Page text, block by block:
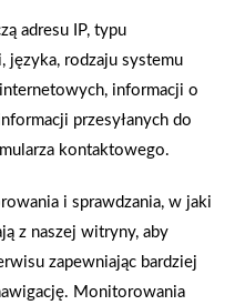
marki Ravi. Poznajcie
najważniejsze – skuteczne
ładnie poradziliśmy sobie
warto zająć się podłogą,
sprawdzimy nową linię
adresu IP, typu
języka, rodzaju systemu
informacji o
przesyłanych do
kontaktowego.
i sprawdzania, w jaki
z naszej witryny, aby
zapewniając bardziej
Monitorowania